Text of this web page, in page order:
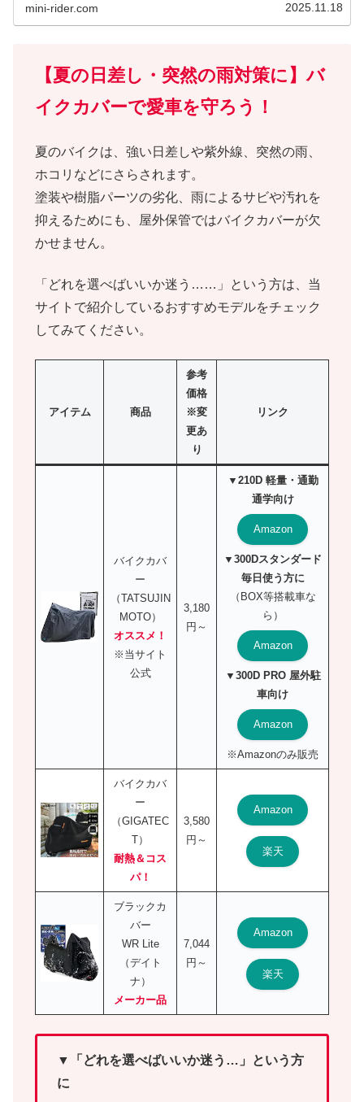
mini-rider.com 2025.11.18
【夏の日差し・突然の雨対策に】バ
イクカバーで愛車を守ろう！
夏のバイクは、強い日差しや紫外線、突然の雨、
ホコリなどにさらされます。
塗装や樹脂パーツの劣化、雨によるサビや汚れを
抑えるためにも、屋外保管ではバイクカバーが欠
かせません。
「どれを選べばいいか迷う……」という方は、当
サイトで紹介しているおすすめモデルをチェック
してみてください。
アイテム 商品
参考
価格
※変
更あ
り
リンク
バイクカバ
ー
（TATSUJIN
MOTO）
オススメ！
※当サイト
公式
3,180
円～
▼210D 軽量・通勤
通学向け
Amazon
▼300Dスタンダード
毎日使う方に
（BOX等搭載車な
ら）
Amazon
▼300D PRO 屋外駐
車向け
Amazon
※Amazonのみ販売
バイクカバ
ー
（GIGATEC
T）
耐熱＆コス
パ！
3,580
円～
Amazon
楽天
ブラックカ
バー
WR Lite
（デイト
ナ）
メーカー品
7,044
円～
Amazon
楽天
▼「どれを選べばいいか迷う…」という方
に